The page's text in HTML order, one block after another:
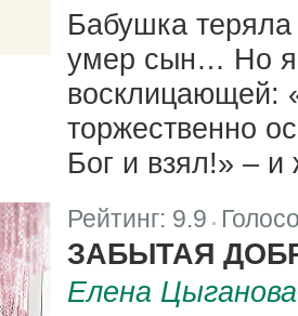
Бабушка
умер сын… Но я
восклицающей:
торжественно
Бог и взял!» –
Рейтинг: 9.9
ЗАБЫТАЯ
Елена Цыганова